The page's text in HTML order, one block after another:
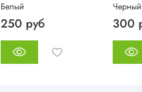
Белый
250 руб
Черный
300